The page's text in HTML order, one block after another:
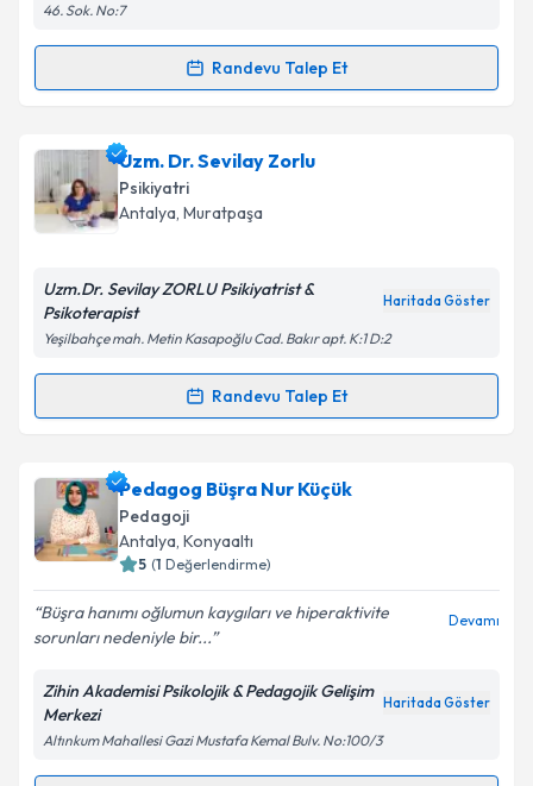
Kişisel verilerimin işlenmesine ilişkin
Metni'ni okudum ve kişisel verilerimin belirtilen
Takvim Talebini Gönder
46. Sok. No:7
Randevu Talep Et
Randevu Takvimi Talebi
Psk. Dan. Nevzat Özer için randevu takvimi talebi
oluşturun. Size bu uzmandan randevu almanız için bir
takvim hazırlandığında e-posta ile bilgilendireceğiz.
Kişisel verilerimin işlenmesine ilişkinAydınlatma
'ni okudum ve kişisel verilerimin belirtilen
kapsamda işlenmesini kabul ediyorum.
Takvim Talebini Gönder
Uzm. Dr. Sevilay Zorlu
Psikiyatri
Antalya, Muratpaşa
Uzm.Dr. Sevilay ZORLU Psikiyatrist &
Psikoterapist
Haritada Göster
Yeşilbahçe mah. Metin Kasapoğlu Cad. Bakır apt. K:1 D:2
Randevu Talep Et
Randevu Takvimi Talebi
Uzm. Dr. Sevilay Zorluiçin randevu takvimi talebi
oluşturun. Size bu uzmandan randevu almanız için bir
takvim hazırlandığında e-posta ile bilgilendireceğiz.
Kişisel verilerimin işlenmesine ilişkin Aydınlatma
kapsamda işlenmesini kabul ediyorum.
Pedagog Büşra Nur Küçük
Pedagoji
Antalya, Konyaaltı
5 (1 Değerlendirme)
Büşra hanımı oğlumun kaygıları ve hiperaktivite
sorunları nedeniyle bir...
Devamı
Zihin Akademisi Psikolojik & Pedagojik Gelişim
Merkezi
Haritada Göster
Altınkum Mahallesi Gazi Mustafa Kemal Bulv. No:100/3